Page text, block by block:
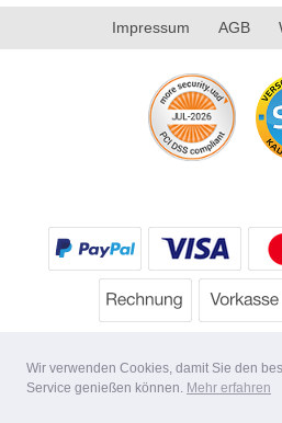
Wir verwenden Cookies, damit Sie den
Service genießen können. Mehr erfahren
Impressum AGB